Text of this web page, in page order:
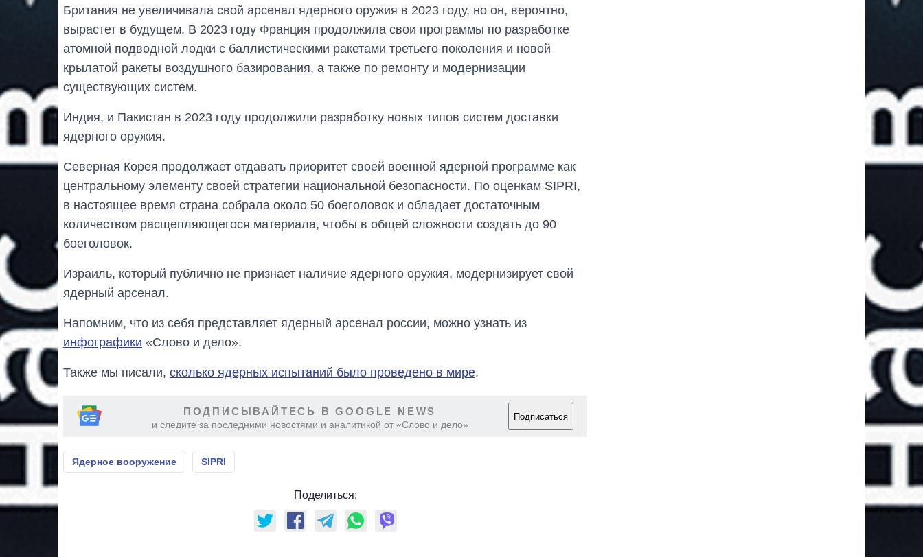
Британия не увеличивала свой арсенал ядерного оружия в 2023 году, но он, вероятно,
вырастет в будущем. В 2023 году Франция продолжила свои программы по разработке
атомной подводной лодки с баллистическими ракетами третьего поколения и новой
крылатой ракеты воздушного базирования, а также по ремонту и модернизации
существующих систем.
Индия, и Пакистан в 2023 году продолжили разработку новых типов систем доставки
ядерного оружия.
Северная Корея продолжает отдавать приоритет своей военной ядерной программе как
центральному элементу своей стратегии национальной безопасности. По оценкам SIPRI,
в настоящее время страна собрала около 50 боеголовок и обладает достаточным
количеством расщепляющегося материала, чтобы в общей сложности создать до 90
боеголовок.
Израиль, который публично не признает наличие ядерного оружия, модернизирует свой
ядерный арсенал.
Напомним, что из себя представляет ядерный арсенал россии, можно узнать из
инфографики «Слово и дело».
Также мы писали, сколько ядерных испытаний было проведено в мире.
ПОДПИСЫВАЙТЕСЬ В GOOGLE NEWS
и следите за последними новостями и аналитикой от «Слово и дело»
Подписаться
Ядерное вооружение SIPRI
Поделиться: